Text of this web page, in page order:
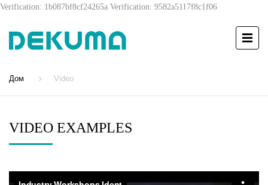
Verification: 1b087bf8cf24265a Verification: 9582a5117f8c1f06
Дом Video
VIDEO EXAMPLES